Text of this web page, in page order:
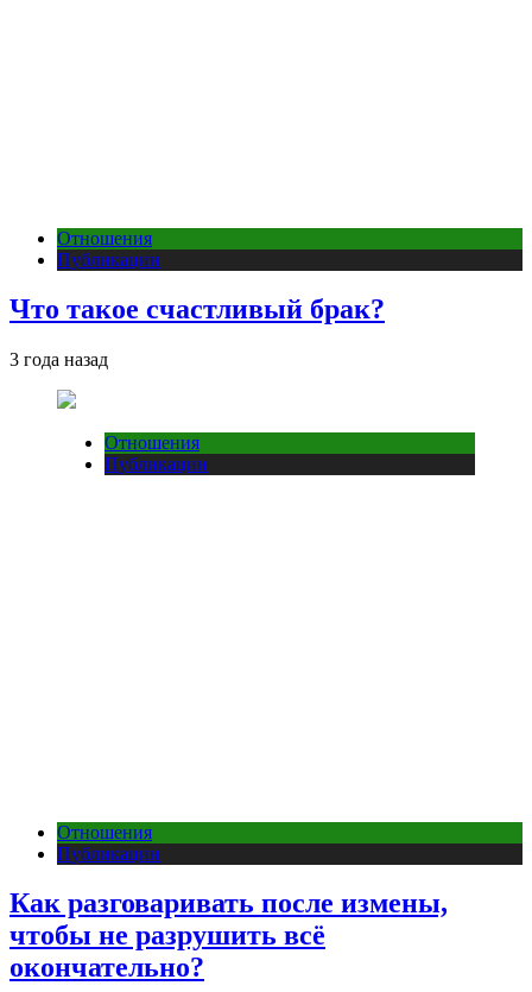
Отношения
Публикации
Что такое счастливый брак?
3 года назад
Отношения
Публикации
Отношения
Публикации
Как разговаривать после измены,
чтобы не разрушить всё
окончательно?